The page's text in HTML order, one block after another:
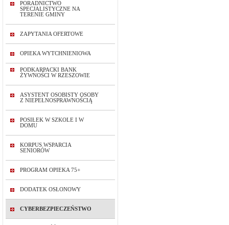
PORADNICTWO
SPECJALISTYCZNE NA
TERENIE GMINY
ZAPYTANIA OFERTOWE
OPIEKA WYTCHNIENIOWA
PODKARPACKI BANK
ŻYWNOŚCI W RZESZOWIE
ASYSTENT OSOBISTY OSOBY
Z NIEPEŁNOSPRAWNOŚCIĄ
POSIŁEK W SZKOLE I W
DOMU
KORPUS WSPARCIA
SENIORÓW
PROGRAM OPIEKA 75+
DODATEK OSŁONOWY
CYBERBEZPIECZEŃSTWO